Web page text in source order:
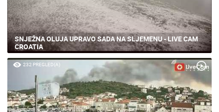
SNJEŽNA OLUJA UPRAVO SADA NA SLJEMENU - LIVE CAM
CROATIA
232 PREGLED(A)